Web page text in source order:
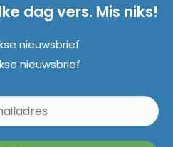
dag vers. Mis niks!
nieuwsbrief
nieuwsbrief